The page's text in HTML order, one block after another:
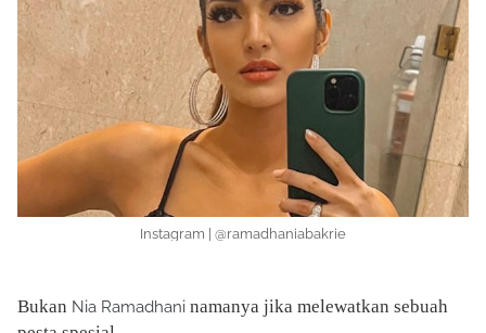
Instagram | @ramadhaniabakrie
Bukan Nia Ramadhani namanya jika melewatkan sebuah